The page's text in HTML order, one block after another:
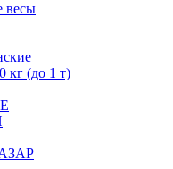
весы
кг (до 1 т)